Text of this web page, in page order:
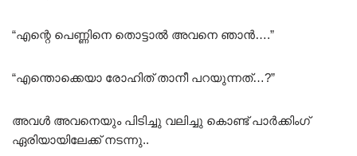
“എന്റെ പെണ്ണിനെ തൊട്ടാൽ അവനെ ഞാൻ….”
“എന്തൊക്കെയാ രോഹിത് താനീ പറയുന്നത്…?”
അവൾ അവനെയും പിടിച്ചു വലിച്ചു കൊണ്ട് പാർക്കിംഗ്
ഏരിയായിലേക്ക് നടന്നു..